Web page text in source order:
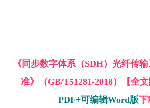
《同步数字体系（SDH）光纤传
准》（GB/T51281-2018）【全
PDF+可编辑Word版下